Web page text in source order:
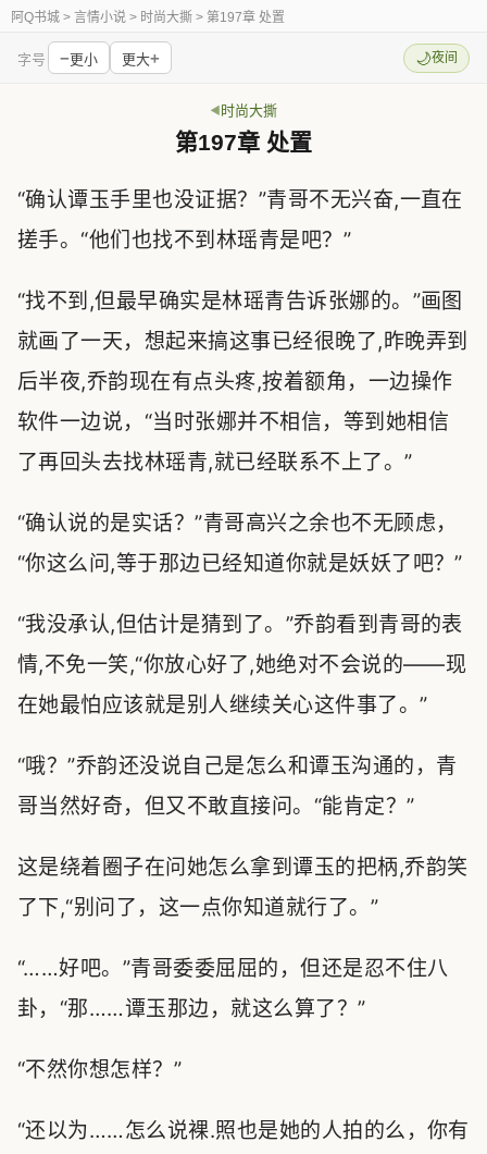
阿Q书城 > 言情小说 > 时尚大撕 > 第197章 处置
字号 −更小 更大+ 🌙夜间
时尚大撕
第197章 处置
“确认谭玉手里也没证据？”青哥不无兴奋,一直在
搓手。“他们也找不到林瑶青是吧？”
“找不到,但最早确实是林瑶青告诉张娜的。”画图
就画了一天，想起来搞这事已经很晚了,昨晚弄到
后半夜,乔韵现在有点头疼,按着额角，一边操作
软件一边说，“当时张娜并不相信，等到她相信
了再回头去找林瑶青,就已经联系不上了。”
“确认说的是实话？”青哥高兴之余也不无顾虑，
“你这么问,等于那边已经知道你就是妖妖了吧？”
“我没承认,但估计是猜到了。”乔韵看到青哥的表
情,不免一笑,“你放心好了,她绝对不会说的——现
在她最怕应该就是别人继续关心这件事了。”
“哦？”乔韵还没说自己是怎么和谭玉沟通的，青
哥当然好奇，但又不敢直接问。“能肯定？”
这是绕着圈子在问她怎么拿到谭玉的把柄,乔韵笑
了下,“别问了，这一点你知道就行了。”
“……好吧。”青哥委委屈屈的，但还是忍不住八
卦，“那……谭玉那边，就这么算了？”
“不然你想怎样？”
“还以为……怎么说裸.照也是她的人拍的么，你有